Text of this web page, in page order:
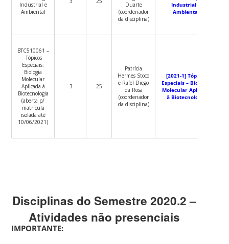
Industrial e
Ambiental
Duarte
(coordenador
da disciplina)
Industrial e
Ambiental
BTC510061 –
Tópicos
Especiais:
Biologia
Molecular
Aplicada à
Biotecnologia
(aberta p/
matrícula
isolada até
10/06/2021)
3 25
Patrícia
Hermes Stoco
e Rafel Diego
da Rosa
(coordenador
da disciplina)
[2021-1] Tópicos
Especiais – Biologia
Molecular Aplicada
à Biotecnologia
Disciplinas do Semestre 2020.2 –
Atividades não presenciais
IMPORTANTE: